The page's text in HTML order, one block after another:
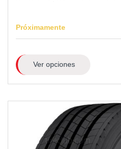
Próximamente
Ver opciones